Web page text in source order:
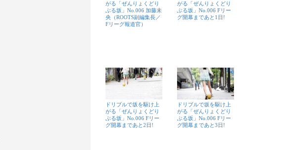
がる「ぜんりょくどり
ぶる坂」No.006 加藤未
央（ROOTS副編集長／
Fリーグ報道官）
がる「ぜんりょくどり
ぶる坂」No.006 Fリー
グ開幕まであと1日!
ドリブルで坂を駆け上
がる「ぜんりょくどり
ぶる坂」No.006 Fリー
グ開幕まであと2日!
ドリブルで坂を駆け上
がる「ぜんりょくどり
ぶる坂」No.006 Fリー
グ開幕まであと3日!